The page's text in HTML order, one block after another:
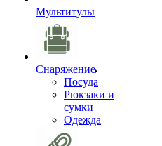
Мультитулы
Снаряжение
Посуда
Рюкзаки и
сумки
Одежда